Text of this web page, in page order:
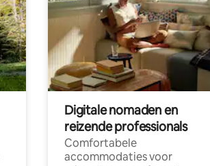
Digitale nomaden en
reizende professionals
Comfortabele
accommodaties voor